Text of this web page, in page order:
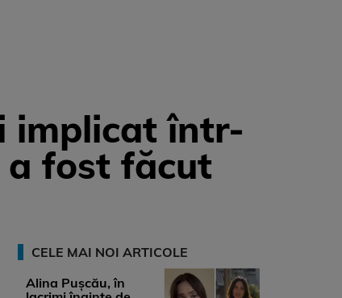
implicat într-
a fost făcut
CELE MAI NOI ARTICOLE
Alina Pușcău, în